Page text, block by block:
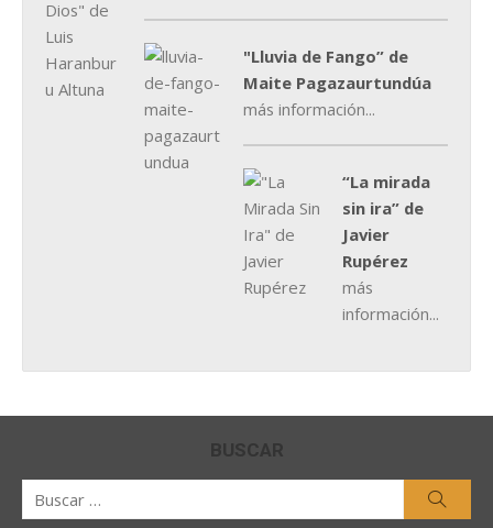
"Lluvia de Fango” de
Maite Pagazaurtundúa
más información...
“La mirada
sin ira” de
Javier
Rupérez
más
información...
BUSCAR